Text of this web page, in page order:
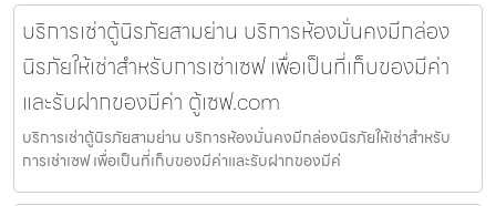
บริการเช่าตู้นิรภัยสามย่าน บริการห้องมั่นคงมีกล่อง
นิรภัยให้เช่าสำหรับการเช่าเซฟ เพื่อเป็นที่เก็บของมีค่า
และรับฝากของมีค่า ตู้เซฟ.com
บริการเช่าตู้นิรภัยสามย่าน บริการห้องมั่นคงมีกล่องนิรภัยให้เช่าสำหรับ
การเช่าเซฟ เพื่อเป็นที่เก็บของมีค่าและรับฝากของมีค่